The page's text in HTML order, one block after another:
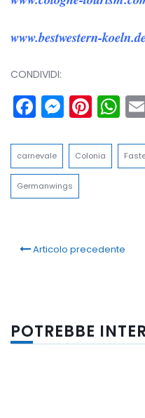
www.bestwestern-
CONDIVIDI:
Facebook
carnevale Colonia
Germanwings
Articolo precedente
POTREBBE